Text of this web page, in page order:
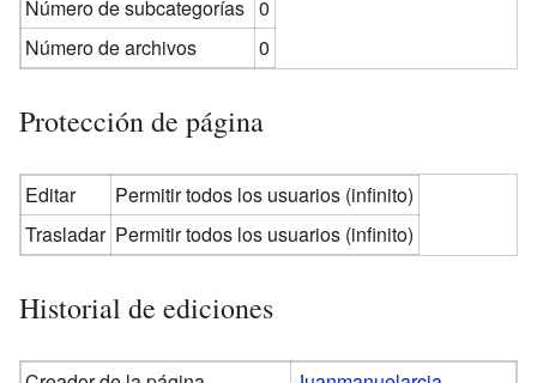
Número de subcategorías 0
Número de archivos
0
Protección de página
Editar
Permitir todos los usuarios (infinito)
Trasladar Permitir todos los usuarios (infinito)
Historial de ediciones